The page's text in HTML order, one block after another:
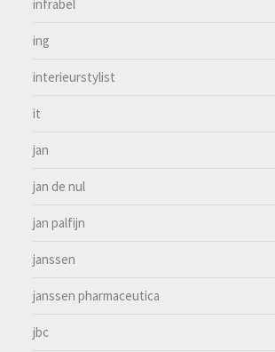
infrabel
ing
interieurstylist
it
jan
jan de nul
jan palfijn
janssen
janssen pharmaceutica
jbc